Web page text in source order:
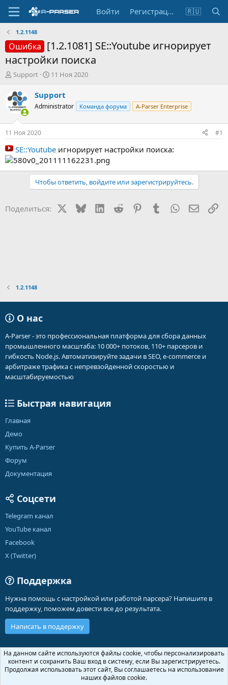
Войти Регистрация 🇷🇺
1.2.1148
Ошибка [1.2.1081] SE::Youtube игнорирует
настройки поиска
А
т
о
р
т
е
м
ы
Support
Д
т
а
н
а
л
а
11 Ноя 2020
Support
Administrator Команда форума A-Parser Enterprise
11 Ноя 2020 #1
SE::Youtube игнорирует настройки поиска:
Чтобы ответить, войдите или зарегистрируйтесь.
Поделиться: BlueskyLinkedIn
Reddit PinterestTumblr WhatsApp
1.2.1148
О нас
A-Parser - это профессиональная платформа для сбора данных
промышленного масштаба: 10 000+ потоков, 110+ парсеров и
гибкость Node.js. Автоматизируйте задачи в SEO, e-commerce и
арбитраже трафика с непревзойденной скоростью и
масштабируемостью
Быстрая навигация
Главная
Демо
Купить A-Parser
Форум
Документация
Соцсети
Telegram канал
YouTube канал
Facebook
X (Twitter)
Поддержка
Нужна помощь с настройкой или работой парсера? Напишите в
поддержку, поможем довести все до результата.
Написать в поддержку
Russian (RU)
Обратная связь
Условия и правила
Политика конфиденциальности
Помощь
На данном сайте используются файлы cookie, чтобы персонализировать
контент и сохранить Ваш вход в систему, если Вы зарегистрируетесь.
Продолжая использовать этот сайт, Вы соглашаетесь на использование
наших файлов cookie.